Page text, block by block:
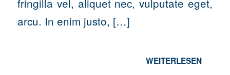
fringilla vel, aliquet nec, vulputate eget,
arcu. In enim justo, […]
WEITERLESEN